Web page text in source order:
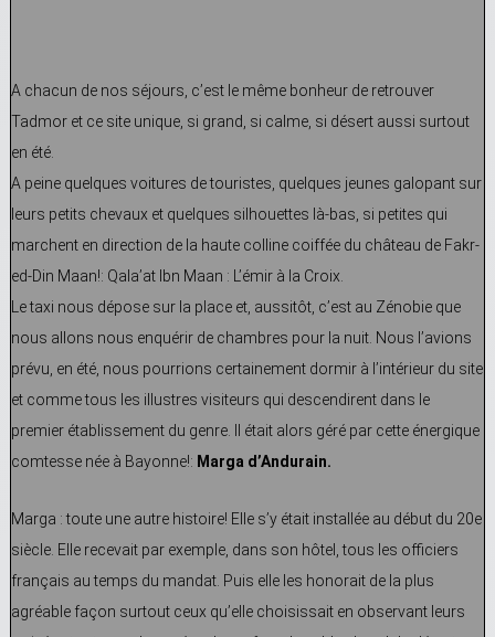
A chacun de nos séjours, c’est le même bonheur de retrouver
Tadmor et ce site unique, si grand, si calme, si désert aussi surtout
en été.
A peine quelques voitures de touristes, quelques jeunes galopant sur
leurs petits chevaux et quelques silhouettes là-bas, si petites qui
marchent en direction de la haute colline coiffée du château de Fakr-
ed-Din Maan!: Qala’at Ibn Maan : L’émir à la Croix.
Le taxi nous dépose sur la place et, aussitôt, c’est au Zénobie que
nous allons nous enquérir de chambres pour la nuit. Nous l’avions
prévu, en été, nous pourrions certainement dormir à l’intérieur du site
et comme tous les illustres visiteurs qui descendirent dans le
premier établissement du genre. Il était alors géré par cette énergique
comtesse née à Bayonne!: Marga d’Andurain.
Marga : toute une autre histoire! Elle s’y était installée au début du 20e
siècle. Elle recevait par exemple, dans son hôtel, tous les officiers
français au temps du mandat. Puis elle les honorait de la plus
agréable façon surtout ceux qu’elle choisissait en observant leurs